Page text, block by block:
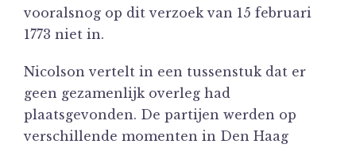
vooralsnog op dit verzoek van 15 februari
1773 niet in.
Nicolson vertelt in een tussenstuk dat er
geen gezamenlijk overleg had
plaatsgevonden. De partijen werden op
verschillende momenten in Den Haag